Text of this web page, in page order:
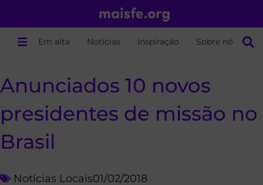
Em alta Notícias Inspiração Sobre nós
Anunciados 10 novos
presidentes de missão no
Brasil
Notícias Locais01/02/2018